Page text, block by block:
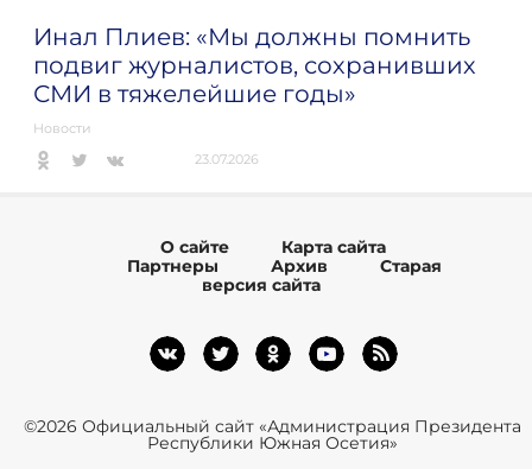
Инал Плиев: «Мы должны помнить
подвиг журналистов, сохранивших
СМИ в тяжелейшие годы»
Новости
23.07.2026
О сайте
Карта сайта
Партнеры
Архив
Старая
версия сайта
©2026 Официальный сайт «Администрация Президента
Республики Южная Осетия»